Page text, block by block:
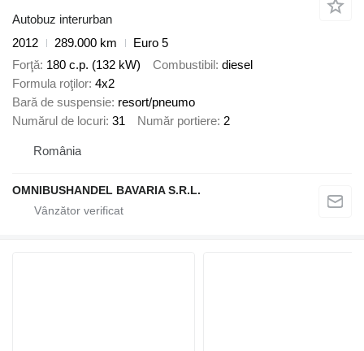
Autobuz interurban
2012
289.000 km
Euro 5
Forţă 180 c.p. (132 kW) Combustibil diesel
Formula roţilor 4x2
Bară de suspensie resort/pneumo
Numărul de locuri 31 Număr portiere 2
România
OMNIBUSHANDEL BAVARIA S.R.L.